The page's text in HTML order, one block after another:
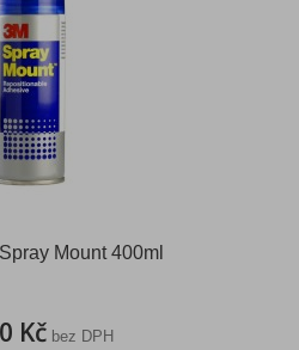
Mount 400ml
Kč bez DPH